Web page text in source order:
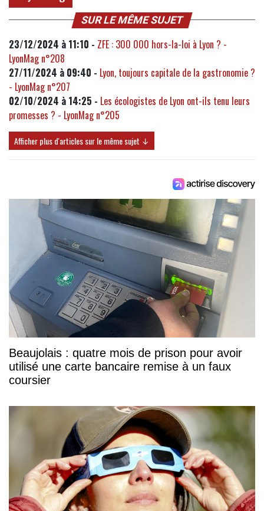
SUR LE MÊME SUJET
23/12/2024 à 11:10 - ZFE : 300 000 hors-la-loi à Lyon ? -
LyonMag n°208
27/11/2024 à 09:40 - Lyon, toujours capitale de la gastronomie ?
- LyonMag n°207
02/10/2024 à 14:25 - Les écologistes de Lyon ont-ils tenu leurs
promesses ? - LyonMag n°205
Afficher plus d'articles sur le même sujet ↓
Beaujolais : quatre mois de prison pour avoir
utilisé une carte bancaire remise à un faux
coursier